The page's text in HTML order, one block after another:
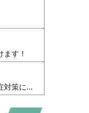
す！
対策に...